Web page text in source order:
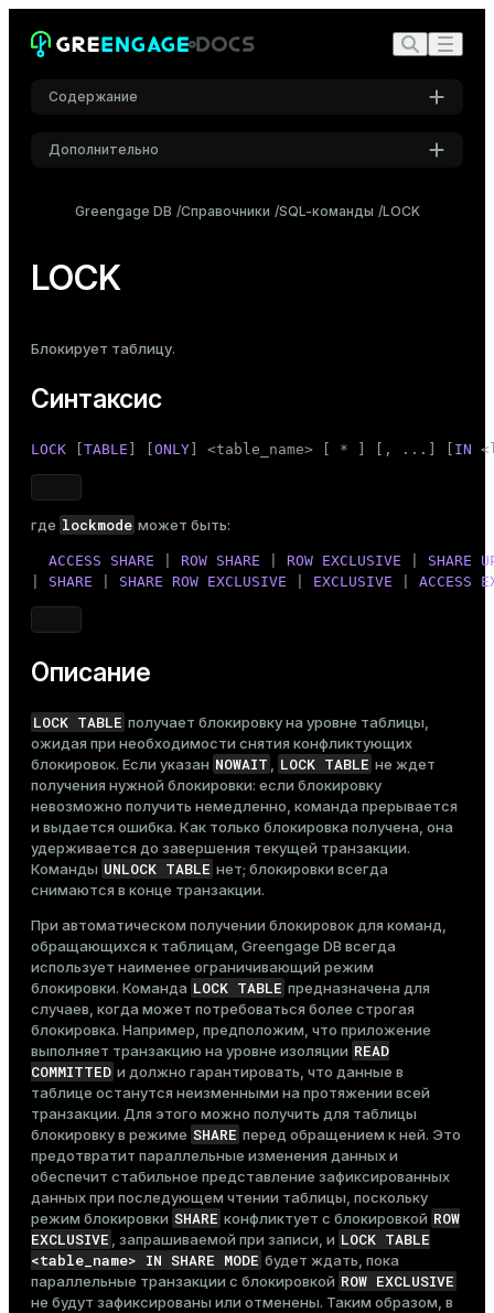
Содержание
Синтаксис
Примечания
Совместимость
Дополнительно
Roboto Mono
Средний
Greengage DB Справочники SQL-команды LOCK
LOCK
Блокирует таблицу.
Синтаксис
LOCK TABLE ONLY ] <table_name> [ * ] [, ...] [ IN
где lockmode может быть:
ACCESS SHARE ROW SHARE ROW EXCLUSIVE SHARE
SHARE SHARE ROW EXCLUSIVE EXCLUSIVE ACCESS
Описание
LOCK TABLE получает блокировку на уровне таблицы,
ожидая при необходимости снятия конфликтующих
блокировок. Если указан NOWAIT , LOCK TABLE не ждет
получения нужной блокировки: если блокировку
невозможно получить немедленно, команда прерывается
и выдается ошибка. Как только блокировка получена, она
удерживается до завершения текущей транзакции.
Команды UNLOCK TABLE нет; блокировки всегда
снимаются в конце транзакции.
При автоматическом получении блокировок для команд,
обращающихся к таблицам, Greengage DB всегда
использует наименее ограничивающий режим
блокировки. Команда LOCK TABLE предназначена для
случаев, когда может потребоваться более строгая
блокировка. Например, предположим, что приложение
выполняет транзакцию на уровне изоляции READ
COMMITTED и должно гарантировать, что данные в
таблице останутся неизменными на протяжении всей
транзакции. Для этого можно получить для таблицы
блокировку в режиме SHARE перед обращением к ней. Это
предотвратит параллельные изменения данных и
обеспечит стабильное представление зафиксированных
данных при последующем чтении таблицы, поскольку
режим блокировки SHARE конфликтует с блокировкой ROW
EXCLUSIVE , запрашиваемой при записи, и LOCK TABLE
<table_name> IN SHARE MODE будет ждать, пока
параллельные транзакции с блокировкой ROW EXCLUSIVE
не будут зафиксированы или отменены. Таким образом, в